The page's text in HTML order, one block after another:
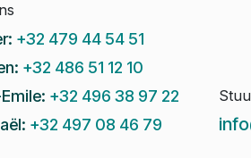
+32 479 44 54 51
+32 486 51 12 10
+32 496 38 97 22
+32 497 08 46 79